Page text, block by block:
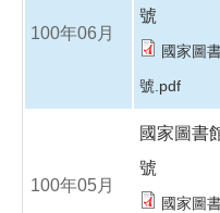
100年06月
號
國家圖
號.pdf
100年05月
國家圖書
號
國家圖